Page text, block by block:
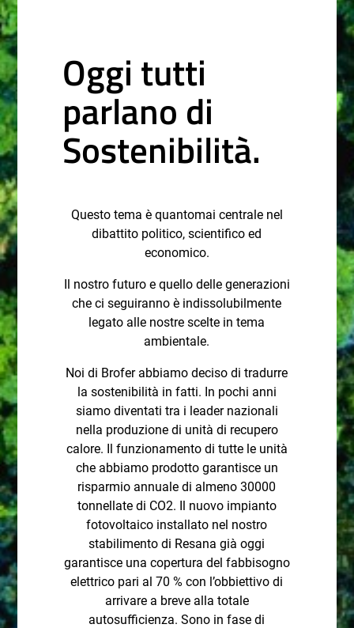
Oggi tutti
parlano di
Sostenibilità.
Questo tema è quantomai centrale nel
dibattito politico, scientifico ed
economico.
Il nostro futuro e quello delle generazioni
che ci seguiranno è indissolubilmente
legato alle nostre scelte in tema
ambientale.
Noi di Brofer abbiamo deciso di tradurre
la sostenibilità in fatti. In pochi anni
siamo diventati tra i leader nazionali
nella produzione di unità di recupero
calore. Il funzionamento di tutte le unità
che abbiamo prodotto garantisce un
risparmio annuale di almeno 30000
tonnellate di CO2. Il nuovo impianto
fotovoltaico installato nel nostro
stabilimento di Resana già oggi
garantisce una copertura del fabbisogno
elettrico pari al 70 % con l’obbiettivo di
arrivare a breve alla totale
autosufficienza. Sono in fase di